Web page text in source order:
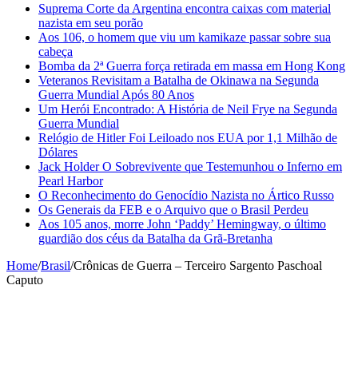
Suprema Corte da Argentina encontra caixas com material
nazista em seu porão
Aos 106, o homem que viu um kamikaze passar sobre sua
cabeça
Bomba da 2ª Guerra força retirada em massa em Hong Kong
Veteranos Revisitam a Batalha de Okinawa na Segunda
Guerra Mundial Após 80 Anos
Um Herói Encontrado: A História de Neil Frye na Segunda
Guerra Mundial
Relógio de Hitler Foi Leiloado nos EUA por 1,1 Milhão de
Dólares
Jack Holder O Sobrevivente que Testemunhou o Inferno em
Pearl Harbor
O Reconhecimento do Genocídio Nazista no Ártico Russo
Os Generais da FEB e o Arquivo que o Brasil Perdeu
Aos 105 anos, morre John ‘Paddy’ Hemingway, o último
guardião dos céus da Batalha da Grã-Bretanha
Home/Brasil/Crônicas de Guerra – Terceiro Sargento Paschoal
Caputo